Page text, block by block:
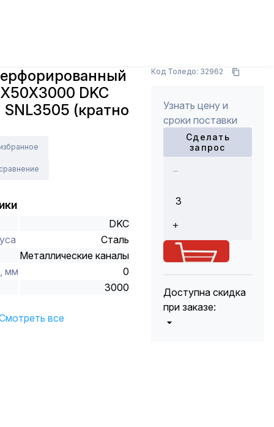
S3) SNL3505 (кратно 3)
DKC
SNL3505 (кратно
DKC
Сталь
Металлические каналы
мм
0
3000
все
Код Толедо: 32962
Узнать цену и
сроки поставки
Сделать
запрос
Доступна скидка
при заказе: